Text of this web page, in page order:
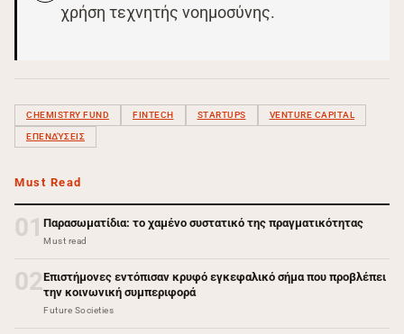
χρήση τεχνητής νοημοσύνης.
CHEMISTRY FUND FINTECH STARTUPS VENTURE CAPITAL
ΕΠΕΝΔΎΣΕΙΣ
Must Read
01 Παρασωματίδια: το χαμένο συστατικό της πραγματικότητας
Must read
02Επιστήμονες εντόπισαν κρυφό εγκεφαλικό σήμα που προβλέπει
την κοινωνική συμπεριφορά
Future Societies